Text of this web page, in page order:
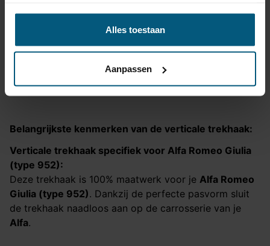
Alles toestaan
Aanpassen
Laadleiding +15 aanwezig
Ja
Vrijschakelen nodig
Nee
30-60 min.
Montage handleiding
Ga naar product pagina
Belangrijkste kenmerken van de verticale trekhaak:
Verticale trekhaak specifiek voor Alfa Romeo Giulia
(type 952):
Deze trekhaak is 100% maatwerk voor je Alfa Romeo
Giulia (type 952). Dankzij de perfecte pasvorm sluit
de trekhaak naadloos aan op de carrosserie van je
Alfa.